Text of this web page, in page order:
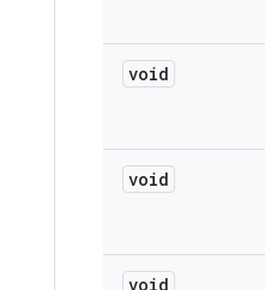
void
void
void